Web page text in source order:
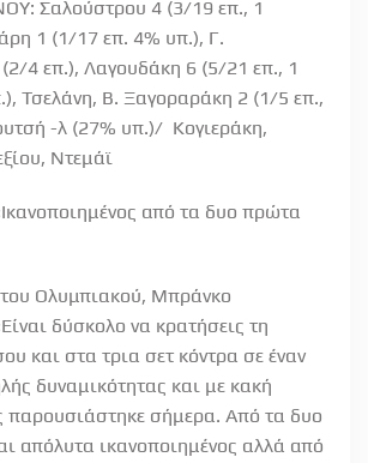
Σαλούστρου 4 (3/19 επ., 1
1 (1/17 επ. 4% υπ.), Γ.
4 επ.), Λαγουδάκη 6 (5/21 επ., 1
Τσελάνη, Β. Ξαγοραράκη 2 (1/5 επ.,
-λ (27% υπ.)/ Κογιεράκη,
Ντεμάϊ
από τα δυο πρώτα
Ολυμπιακού, Μπράνκο
δύσκολο να κρατήσεις τη
και στα τρια σετ κόντρα σε έναν
δυναμικότητας και με κακή
σήμερα. Από τα δυο
απόλυτα ικανοποιημένος αλλά από